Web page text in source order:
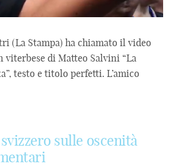
(La Stampa) ha chiamato il video
viterbese di Matteo Salvini “La
testo e titolo perfetti. L’amico
sulle oscenità